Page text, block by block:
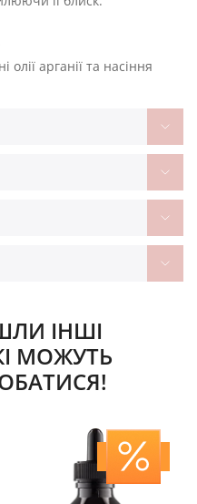
олії арганії та насіння
ІНШІ
МОЖУТЬ